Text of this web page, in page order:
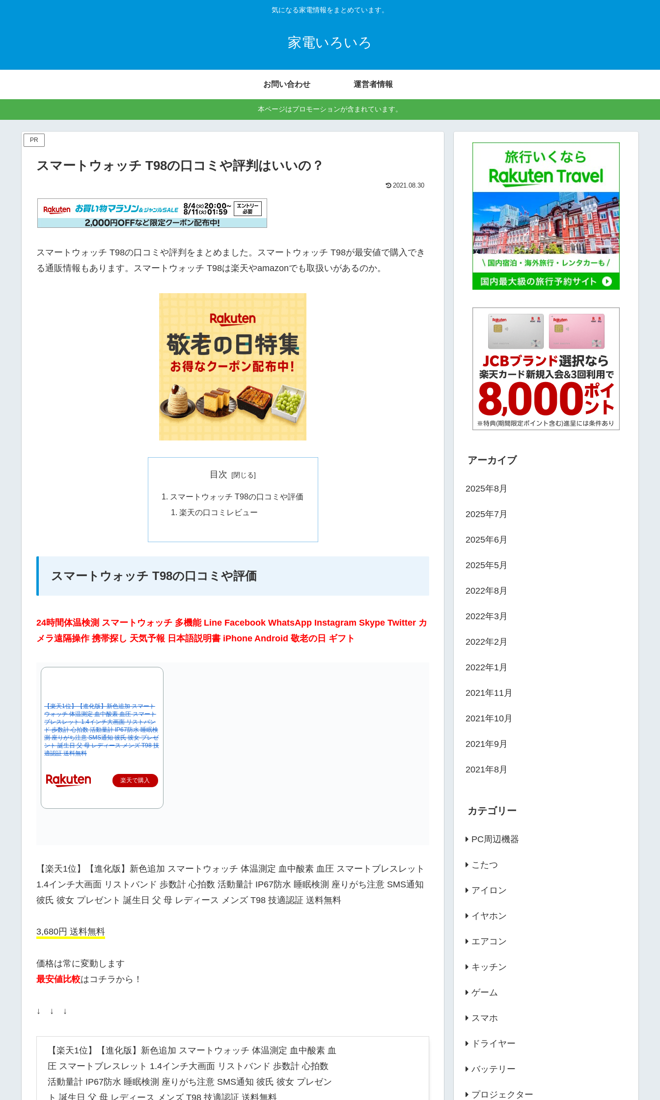
気になる家電情報をまとめています。
家電いろいろ
お問い合わせ 運営者情報
本ページはプロモーションが含まれています。
PR
スマートウォッチ T98の口コミや評判はいいの？
2021.08.30
スマートウォッチ T98の口コミや評判をまとめました。スマートウォッチ T98が最安値で購入でき
る通販情報もあります。スマートウォッチ T98は楽天やamazonでも取扱いがあるのか。
目次
スマートウォッチ T98の口コミや評価
楽天の口コミレビュー
スマートウォッチ T98の口コミや評価
24時間体温検測 スマートウォッチ 多機能 Line Facebook WhatsApp Instagram Skype Twitter カ
メラ遠隔操作 携帯探し 天気予報 日本語説明書 iPhone Android 敬老の日 ギフト
【楽天1位】【進化版】新色追加 スマート
ウォッチ 体温測定 血中酸素 血圧 スマート
ブレスレット 1.4インチ大画面 リストバン
ド 歩数計 心拍数 活動量計 IP67防水 睡眠検
測 座りがち注意 SMS通知 彼氏 彼女 プレゼ
ント 誕生日 父 母 レディース メンズ T98 技
適認証 送料無料
楽天で購入
【楽天1位】【進化版】新色追加 スマートウォッチ 体温測定 血中酸素 血圧 スマートブレスレット
1.4インチ大画面 リストバンド 歩数計 心拍数 活動量計 IP67防水 睡眠検測 座りがち注意 SMS通知
彼氏 彼女 プレゼント 誕生日 父 母 レディース メンズ T98 技適認証 送料無料
3,680円 送料無料
価格は常に変動します
最安値比較はコチラから！
↓ ↓ ↓
【楽天1位】【進化版】新色追加 スマートウォッチ 体温測定 血中酸素 血
圧 スマートブレスレット 1.4インチ大画面 リストバンド 歩数計 心拍数
活動量計 IP67防水 睡眠検測 座りがち注意 SMS通知 彼氏 彼女 プレゼン
ト 誕生日 父 母 レディース メンズ T98 技適認証 送料無料
アーカイブ
2025年8月
2025年7月
2025年6月
2025年5月
2022年8月
2022年3月
2022年2月
2022年1月
2021年11月
2021年10月
2021年9月
2021年8月
カテゴリー
PC周辺機器
こたつ
アイロン
イヤホン
エアコン
キッチン
ゲーム
スマホ
ドライヤー
バッテリー
プロジェクター